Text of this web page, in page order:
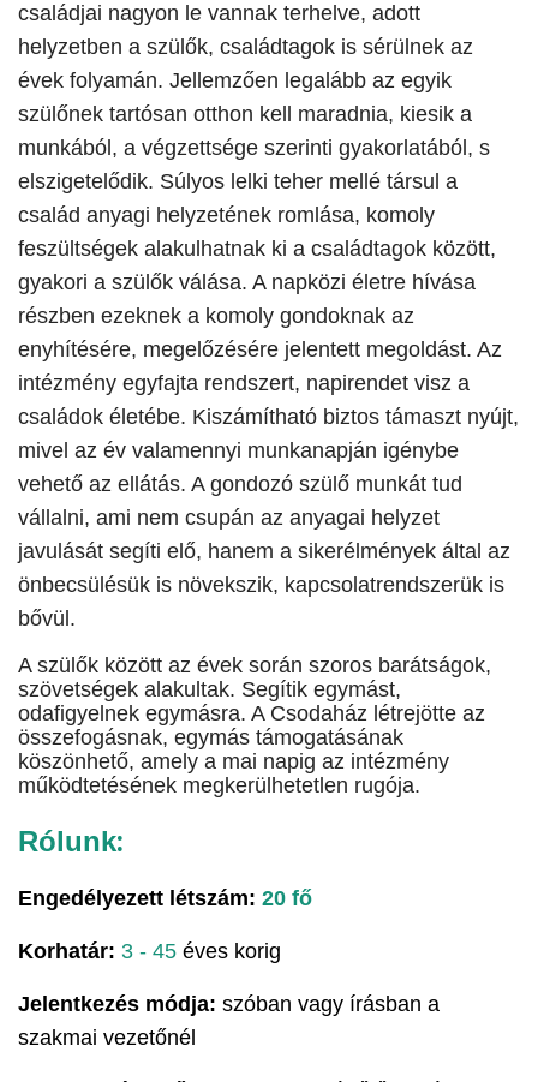
családjai nagyon le vannak terhelve, adott
helyzetben a szülők, családtagok is sérülnek az
évek folyamán. Jellemzően legalább az egyik
szülőnek tartósan otthon kell maradnia, kiesik a
munkából, a végzettsége szerinti gyakorlatából, s
elszigetelődik. Súlyos lelki teher mellé társul a
család anyagi helyzetének romlása, komoly
feszültségek alakulhatnak ki a családtagok között,
gyakori a szülők válása. A napközi életre hívása
részben ezeknek a komoly gondoknak az
enyhítésére, megelőzésére jelentett megoldást. Az
intézmény egyfajta rendszert, napirendet visz a
családok életébe. Kiszámítható biztos támaszt nyújt,
mivel az év valamennyi munkanapján igénybe
vehető az ellátás. A gondozó szülő munkát tud
vállalni, ami nem csupán az anyagai helyzet
javulását segíti elő, hanem a sikerélmények által az
önbecsülésük is növekszik, kapcsolatrendszerük is
bővül.
A szülők között az évek során szoros barátságok,
szövetségek alakultak. Segítik egymást,
odafigyelnek egymásra. A Csodaház létrejötte az
összefogásnak, egymás támogatásának
köszönhető, amely a mai napig az intézmény
működtetésének megkerülhetetlen rugója.
Rólunk:
Engedélyezett létszám: 20 fő
Korhatár: 3 - 45 éves korig
Jelentkezés módja: szóban vagy írásban a
szakmai vezetőnél